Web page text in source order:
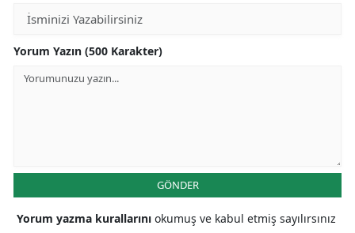
Yorum Yazın (500 Karakter)
GÖNDER
Yorum yazma kurallarını okumuş ve kabul etmiş sayılırsınız